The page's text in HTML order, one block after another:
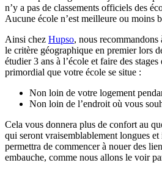
n’y a pas de classements officiels des
Aucune école n’est meilleure ou moins
Ainsi chez Hupso, nous recommandons
le critère géographique en premier lors
étudier 3 ans à l’école et faire des
primordial que votre école se situe :
Non loin de votre logement
Non loin de l’endroit où vous
Cela vous donnera plus de confort au
qui seront vraisemblablement longues
permettra de commencer à nouer des
embauche, comme nous allons le voir